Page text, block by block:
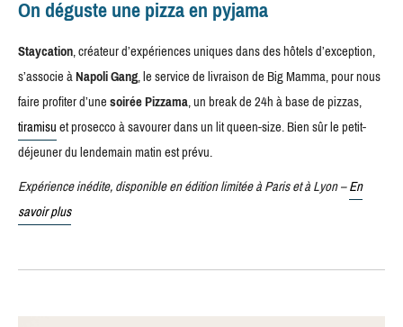
On déguste une pizza en pyjama
Staycation, créateur d’expériences uniques dans des hôtels d’exception,
s’associe àNapoli Gang, le service de livraison de Big Mamma, pour nous
faire profiter d’unesoirée Pizzama, un break de 24h à base de pizzas,
tiramisuet prosecco à savourer dans un lit queen-size. Bien sûr le petit-
déjeuner du lendemain matin est prévu.
Expérience inédite, disponible en édition limitée à Paris et à Lyon –En
savoir plus